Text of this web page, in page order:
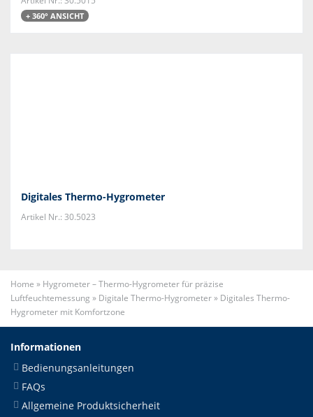
+ 360° ANSICHT
Digitales Thermo-Hygrometer
Artikel Nr.: 30.5023
Home » Hygrometer – Thermo-Hygrometer für präzise
Luftfeuchtemessung » Digitale Thermo-Hygrometer» Digitales Thermo-
Hygrometer mit Komfortzone
Informationen
Bedienungsanleitungen
FAQs
Allgemeine Produktsicherheit